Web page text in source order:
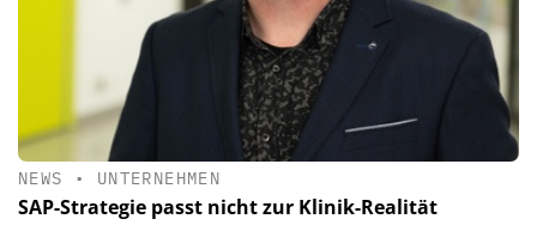
NEWS • UNTERNEHMEN
SAP-Strategie passt nicht zur Klinik-Realität